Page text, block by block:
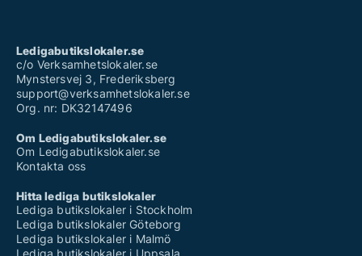
Ledigabutikslokaler.se
c/o Verksamhetslokaler.se
Mynstersvej 3, Frederiksberg
support@verksamhetslokaler.se
Org. nr: DK32147496
Om Ledigabutikslokaler.se
Om Ledigabutikslokaler.se
Kontakta oss
Hitta lediga butikslokaler
Lediga butikslokaler i Stockholm
Lediga butikslokaler Göteborg
Lediga butikslokaler i Malmö